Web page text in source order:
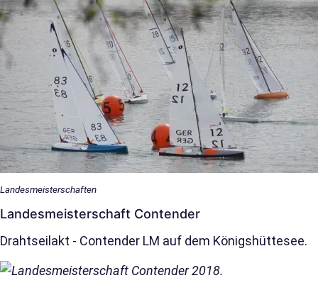
Landesmeisterschaften
Landes­meisterschaft Contender
Drahtseilakt - Contender LM auf dem Königshüttesee.